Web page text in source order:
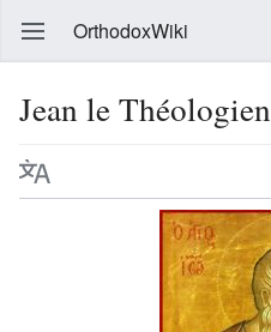
OrthodoxWiki
Jean le Théologien